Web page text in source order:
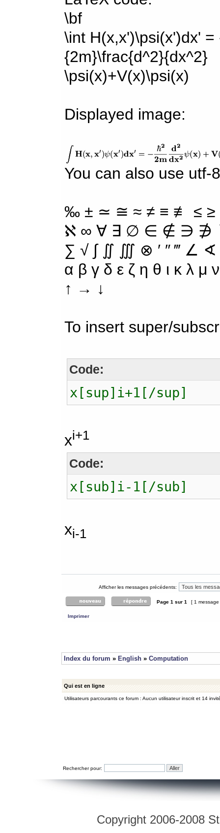
\bf
\int H(x,x')\psi(x')dx'
{2m}\frac{d^2}{dx^2}
\psi(x)+V(x)\psi(x)
Displayed image:
You can also use utf-
‰ ± ≃ ≅ ≈ ≠ ≡ ≢ ≤
ℵ ∞ ∀ ∃ ∅ ∈ ∉ ∋ ∌
∑ √ ∫ ∬ ∭ ⊗ ′ ″ ‴ ∠
α β γ δ ε ζ η θ ι κ λ
↑ → ↓
To insert super/
Code:
x[sup]i+1[/sup]
xi+1
Code:
x[sub]i-1[/sub]
xi-1
Afficher les messages précédents:
Page 1 sur 1 [ 1
Imprimer
Index du forum » English » Computation
Qui est en ligne
Utilisateurs parcourants ce forum : Aucun utilisateur inscrit et 14
Rechercher pour:
Copyright 2006-2008